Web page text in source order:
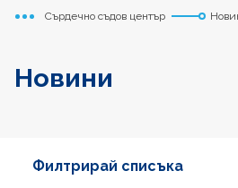
Начало
Сърдечно съдов център
Новини
Филтрирай списъка